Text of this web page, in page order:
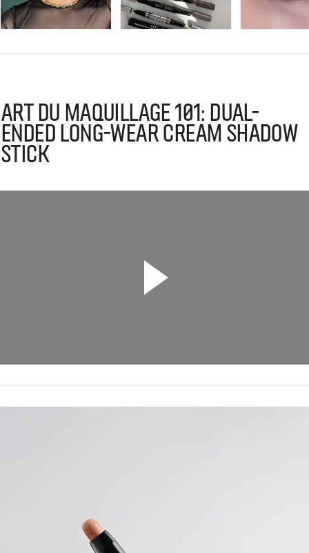
Art du Maquillage 101: Dual-
Ended Long-Wear Cream Shadow
Stick